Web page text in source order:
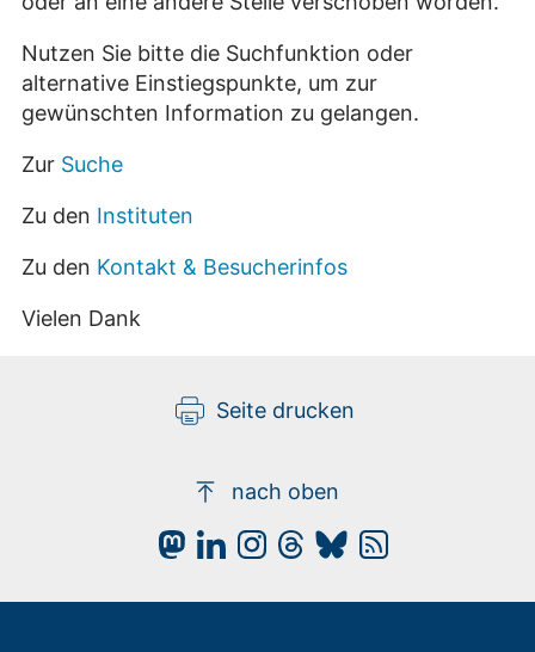
Nutzen Sie bitte die Suchfunktion oder
alternative Einstiegspunkte, um zur
gewünschten Information zu gelangen.
Zur Suche
Zu den Instituten
Zu den Kontakt & Besucherinfos
Vielen Dank
Seite drucken
nach oben